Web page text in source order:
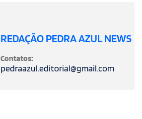
REDAÇÃO PEDRA AZUL NEWS
Contatos:
pedraazul.editorial@gmail.com